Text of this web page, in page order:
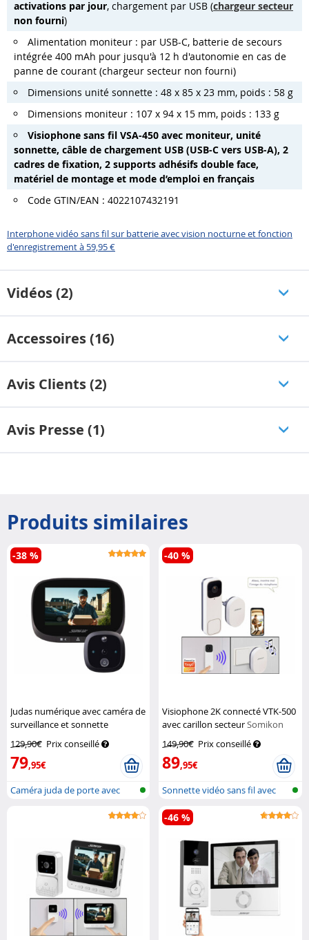
activations par jour, chargement par USB (chargeur secteur
non fourni)
Alimentation moniteur : par USB-C, batterie de secours
intégrée 400 mAh pour jusqu'à 12 h d'autonomie en cas de
panne de courant (chargeur secteur non fourni)
Dimensions unité sonnette : 48 x 85 x 23 mm, poids : 58 g
Dimensions moniteur : 107 x 94 x 15 mm, poids : 133 g
Visiophone sans fil VSA-450 avec moniteur, unité
sonnette, câble de chargement USB (USB-C vers USB-A), 2
cadres de fixation, 2 supports adhésifs double face,
matériel de montage et mode d’emploi en français
Code GTIN/EAN : 4022107432191
Interphone vidéo sans fil sur batterie avec vision nocturne et fonction
d'enregistrement à 59,95 €
Vidéos (2)
Accessoires (16)
Avis Clients (2)
Avis Presse (1)
Produits similaires
Judas numérique avec caméra de
surveillance et sonnette
129,90€ Prix conseillé
79,95€
-38 %
Caméra juda de porte avec
Visiophone 2K connecté VTK-500
avec carillon secteurSomikon
149,90€ Prix conseillé
89,95€
-40 %
Sonnette vidéo sans fil avec
foncti...
-46 %